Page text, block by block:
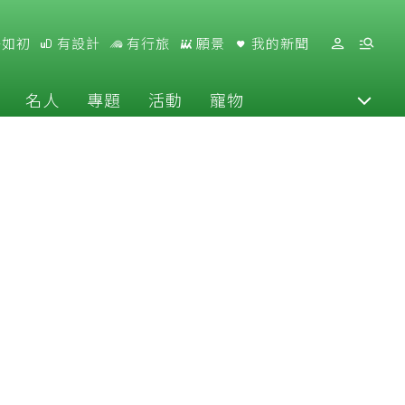
初 有設計 有行旅 願景 我的新聞
名人 專題 活動 寵物